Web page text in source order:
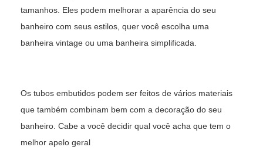
tamanhos. Eles podem melhorar a aparência do seu
banheiro com seus estilos, quer você escolha uma
banheira vintage ou uma banheira simplificada.
Os tubos embutidos podem ser feitos de vários materiais
que também combinam bem com a decoração do seu
banheiro. Cabe a você decidir qual você acha que tem o
melhor apelo geral